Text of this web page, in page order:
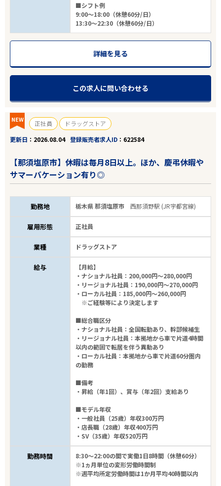
■シフト例
9:00～18:00（休憩60分/日）
13:30～22:30（休憩60分/日）
詳細を見る
この求人に問い合わせる
NEW 正社員
ドラッグストア
更新日
2026.08.04 登録販売者求人ID 622584
【那須塩原市】休暇は毎月8日以上。ほか、慶弔休暇や
サマーバケーション有り◎
勤務地 栃木県 那須塩原市西那須野駅 (JR宇都宮線)
雇用形態 正社員
業種 ドラッグストア
給与
【月給】
・ナショナル社員：200,000円～280,000円
・リージョナル社員：190,000円～270,000円
・ローカル社員：185,000円～260,000円
※ご経験等により決定します
■総合職区分
・ナショナル社員：全国転勤あり、幹部候補生
・リージョナル社員：本拠地から車で片道4時間
以内の範囲で転居を伴う異動あり
・ローカル社員：本拠地から車で片道60分圏内
の勤務
■備考
・昇給（年1回）、賞与（年2回）支給あり
■モデル年収
・一般社員（25歳）年収300万円
・店長職（28歳）年収400万円
・SV（35歳）年収520万円
勤務時間
8:30～22:00の間で実働1日8時間（休憩60分）
※1ヵ月単位の変形労働時間制
※週平均所定労働時間は1か月平均40時間以内